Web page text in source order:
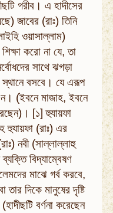
গরীব। এ হাদীসের
জাবের (রাঃ) তিনি
ওয়াসাল্লাম)
করো না যে, তা
সাথে ঝগড়া
বসবে। যে এরূপ
(ইবনে মাজাহ, ইবনে
[১] হুযায়ফা
হুযায়ফা (রাঃ) এর
নবী (সাল্লাল্লাহু
বিদ্যাম্বেষণ
মাঝে গর্ব করবে,
দিকে মানুষের দৃষ্টি
বর্ণনা করেছেন